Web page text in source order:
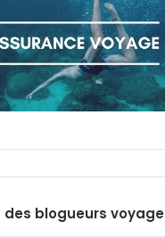
des blogueurs voyage